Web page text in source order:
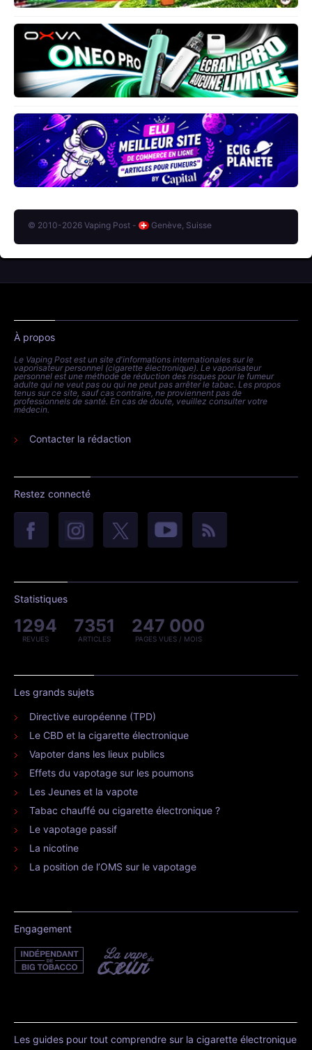
© 2010-2026 Vaping Post - Genève, Suisse
À propos
Le Vaping Post est un site d'informations internationales sur le
vaporisateur personnel (cigarette électronique). Le vaporisateur
personnel est une méthode de réduction des risques pour le fumeur
adulte qui ne veut pas ou qui ne peut pas arrêter le tabac. Les propos
tenus sur ce site, sauf cas contraire, ne proviennent pas de
professionnels de santé. En cas de doute, veuillez consulter votre
médecin.
Contacter la rédaction
Restez connecté
Statistiques
1294
REVUES
7351
ARTICLES
247 000
PAGES VUES / MOIS
Les grands sujets
Directive européenne (TPD)
Le CBD et la cigarette électronique
Vapoter dans les lieux publics
Effets du vapotage sur les poumons
Les Jeunes et la vapote
Tabac chauffé ou cigarette électronique ?
Le vapotage passif
La nicotine
La position de l’OMS sur le vapotage
Engagement
Les guides pour tout comprendre sur la cigarette électronique